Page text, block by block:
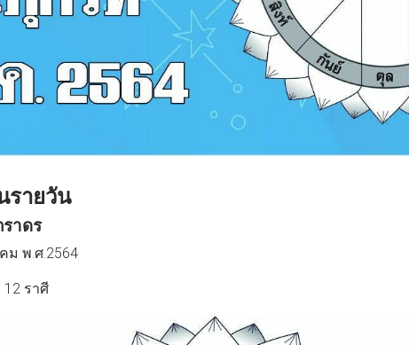
รายวัน
าดร
ม พ.ศ.2564
ราศี